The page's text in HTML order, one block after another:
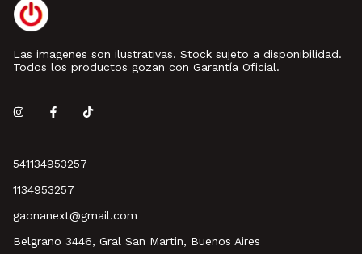
Las imagenes son ilustrativas. Stock sujeto a disponibilidad.
Todos los productos gozan con Garantía Oficial.
541134953257
1134953257
gaonanext@gmail.com
Belgrano 3446, Gral San Martin, Buenos Aires